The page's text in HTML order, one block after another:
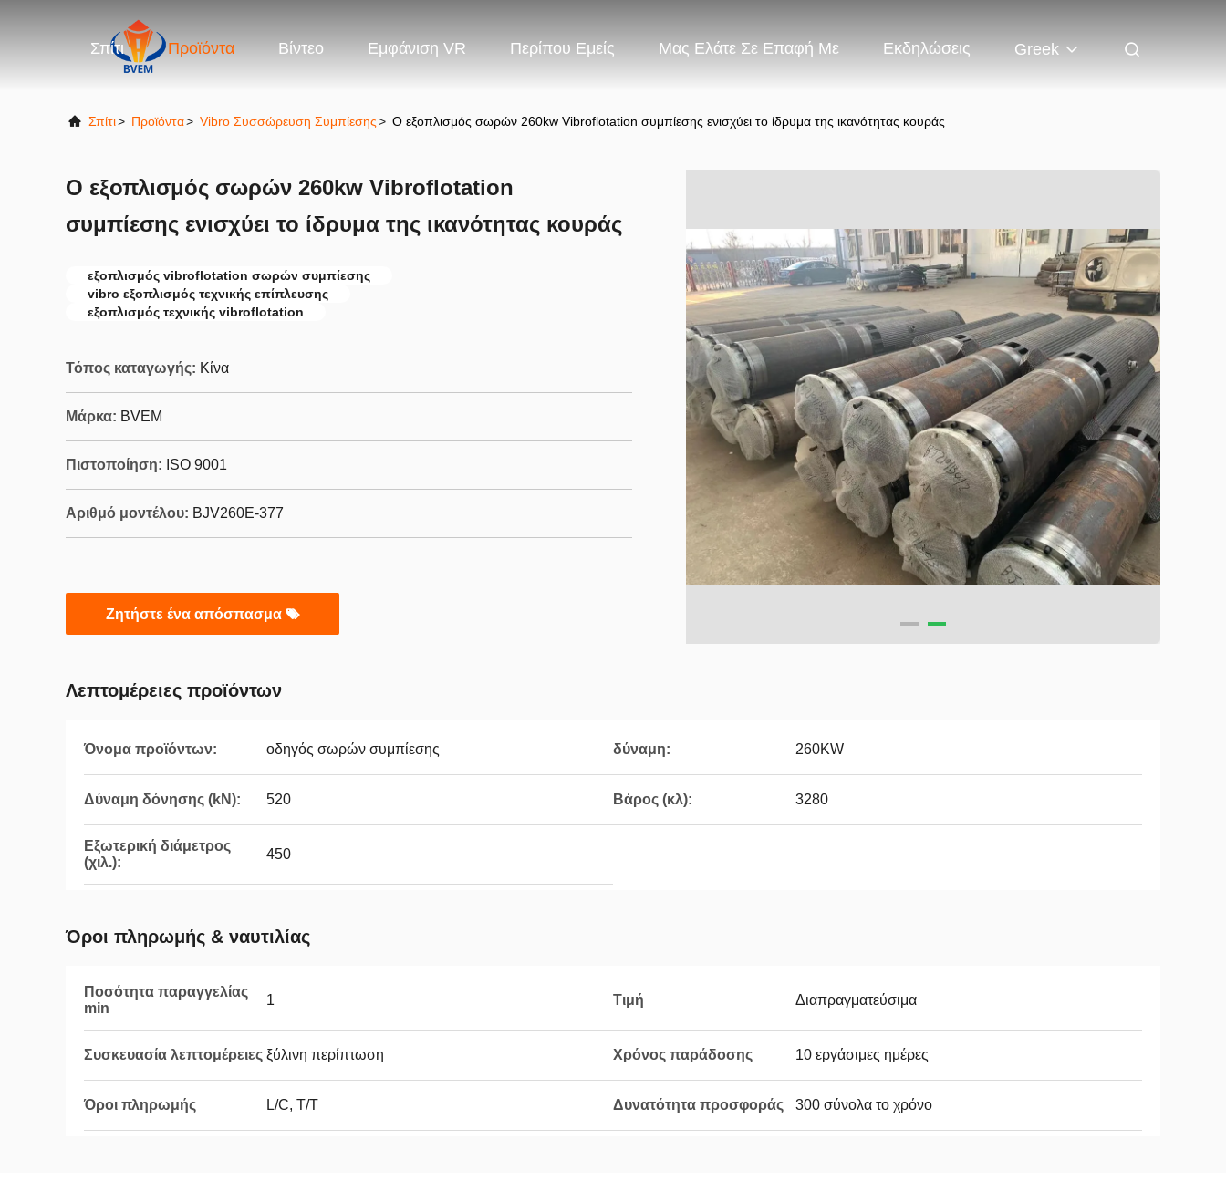
Σπίτι Προϊόντα Βίντεο Εμφάνιση VR Περίπου Εμείς Μας Ελάτε Σε Επαφή Με Εκδηλώσεις Greek
Σπίτι> Προϊόντα> Vibro Συσσώρευση Συμπίεσης> Ο εξοπλισμός σωρών 260kw Vibroflotation συμπίεσης ενισχύει το ίδρυμα της ικανότητας κουράς
Ο εξοπλισμός σωρών 260kw Vibroflotation
συμπίεσης ενισχύει το ίδρυμα της ικανότητας κουράς
εξοπλισμός vibroflotation σωρών συμπίεσης
vibro εξοπλισμός τεχνικής επίπλευσης
εξοπλισμός τεχνικής vibroflotation
Τόπος καταγωγής: Κίνα
Μάρκα: BVEM
Πιστοποίηση: ISO 9001
Αριθμό μοντέλου: BJV260E-377
Ζητήστε ένα απόσπασμα
Λεπτομέρειες προϊόντων
Όνομα προϊόντων: οδηγός σωρών συμπίεσης δύναμη: 260KW
Δύναμη δόνησης (kN): 520 Βάρος (κλ): 3280
Εξωτερική διάμετρος
(χιλ.):
450
Όροι πληρωμής & ναυτιλίας
Ποσότητα παραγγελίας
min
1 Τιμή Διαπραγματεύσιμα
Συσκευασία λεπτομέρειες ξύλινη περίπτωση Χρόνος παράδοσης 10 εργάσιμες ημέρες
Όροι πληρωμής L/C, T/T Δυνατότητα προσφοράς 300 σύνολα το χρόνο